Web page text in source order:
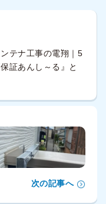
テナ工事の電翔｜5
証あんし～る』と
次の記事へ